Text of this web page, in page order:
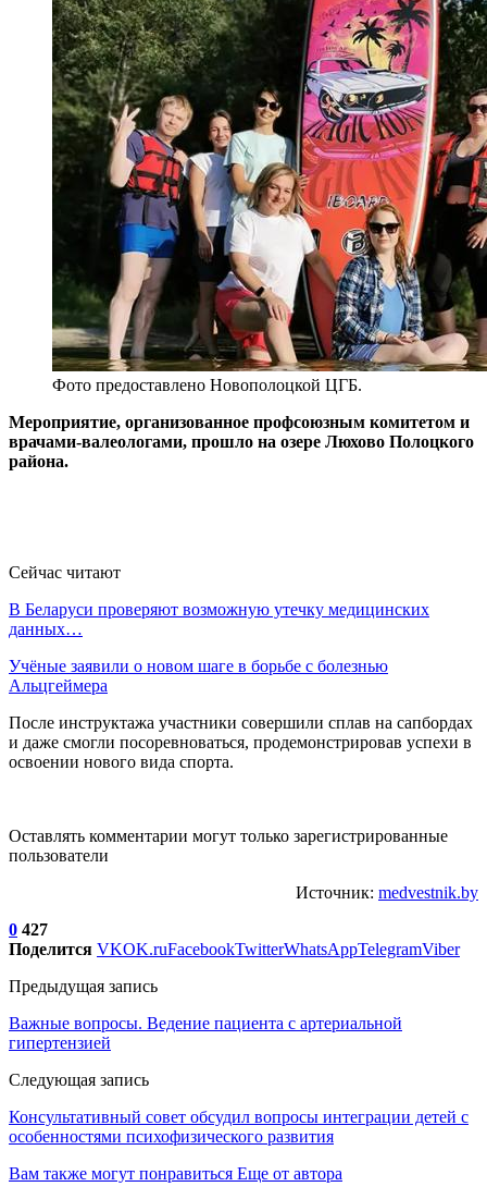
Фото предоставлено Новополоцкой ЦГБ.
Мероприятие, организованное профсоюзным комитетом и
врачами-валеологами, прошло на озере Люхово Полоцкого
района.
Сейчас читают
В Беларуси проверяют возможную утечку медицинских
данных…
Учёные заявили о новом шаге в борьбе с болезнью
Альцгеймера
После инструктажа участники совершили сплав на сапбордах
и даже смогли посоревноваться, продемонстрировав успехи в
освоении нового вида спорта.
Оставлять комментарии могут только зарегистрированные
пользователи
Источник: medvestnik.by
0 427
Поделится VKOK.ruFacebookTwitterWhatsAppTelegramViber
Предыдущая запись
Важные вопросы. Ведение пациента с артериальной
гипертензией
Следующая запись
Консультативный совет обсудил вопросы интеграции детей с
особенностями психофизического развития
Вам также могут понравиться Еще от автора